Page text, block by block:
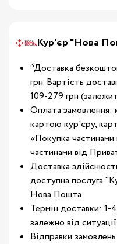
Кур'єр "Нова
*Доставка
грн. Вартість
109-279 грн
Оплата замовлення:
картою кур'єру,
«Покупка
частинами від
Доставка
доступна послуга
Нова Пошта.
Термін доставки: 1-
залежно від ситуації
Відправки